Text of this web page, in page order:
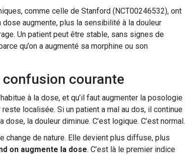
comme celle de Stanford (NCT00246532), ont
augmente, plus la sensibilité à la douleur
Un patient peut être stable, sans signes de
qu’on a augmenté sa morphine ou son
confusion courante
à la dose, et qu’il faut augmenter la posologie
localisée. Si un patient a mal au dos, il continue
la douleur diminue. C’est logique. C’est normal.
change de nature. Elle devient plus diffuse, plus
on augmente la dose. C’est là le premier indice